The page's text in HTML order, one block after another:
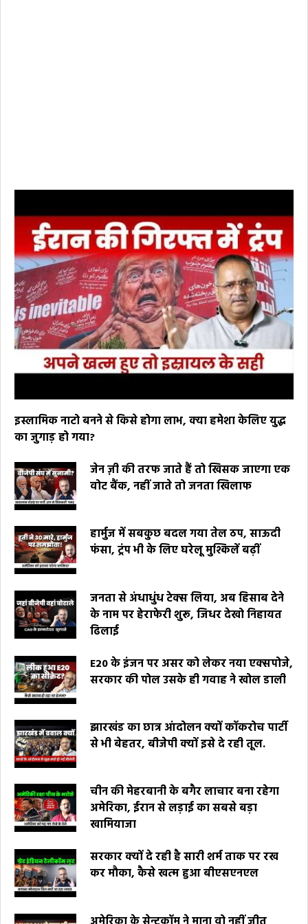
इस्लामिक नाटो बनने से किसे होगा लाभ, क्या हमेशा केलिए युद्ध
का जुगाड़ हो गया?
जेन ज़ी की तरफ जाते हैं तो खिसक जाएगा एक
वोट बैंक, नहीं जाते तो जनता खिलाफ
हार्मुज में सबकुछ बदल गया तेल ठप, साऊदी
फंसा, ट्रंप भी के लिए घरेलू मुश्किलें बढ़ीं
जनता से अंधाधुंध टेक्स लिया, अब हिसाब देने
के नाम पर हेराफेरी शुरू, जिधर देखो निहायत
ढिलाई
E20 के इंजन पर असर को लेकर नया एक्सपोजे,
सरकार की पोल उसके ही गवाह ने खोल डाली
झारखंड का छात्र आंदोलन क्यों कॉकरोच पार्टी
से भी बेहतर, बीजेपी क्यों इसे दे रही तूल.
चीन की मेहरबानी के बगैर लाचार बना रहेगा
अमेरिका, ईरान से लड़ाई का सबसे बड़ा
खामियाजा
सरकार क्यों दे रही है सारी शर्म ताक पर रख
कर मौका, कैसे खत्म हुआ बीएसएनएल